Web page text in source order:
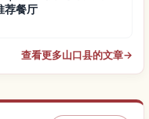
荐餐厅
查看更多山口县的文章→